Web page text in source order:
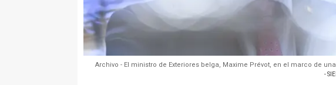
Archivo - El ministro de Exteriores belga, Maxime Prévot, en el marco de
-